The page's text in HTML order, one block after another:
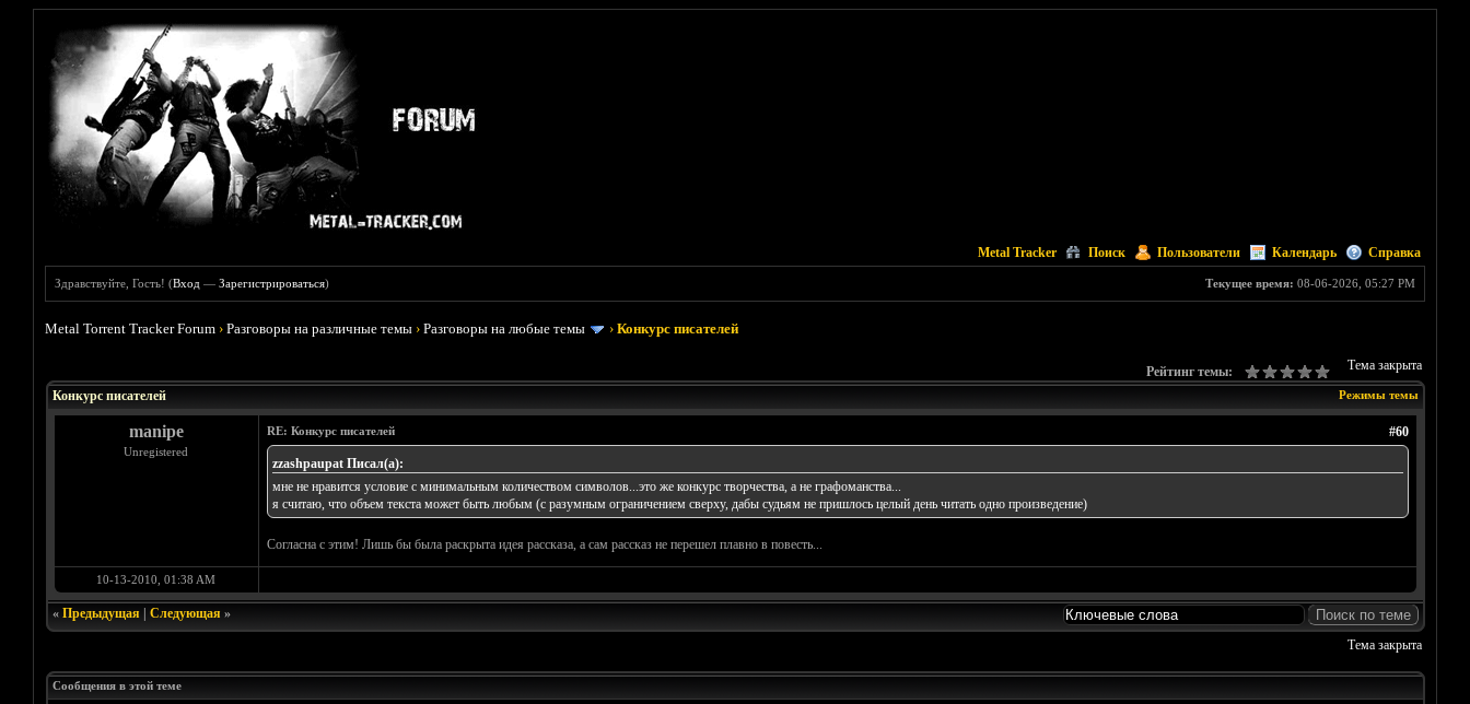
Metal Tracker Поиск Пользователи Календарь Справка
Текущее время: 08-06-2026, 05:27 PM
Здравствуйте, Гость! (Вход —Зарегистрироваться)
Metal Torrent Tracker Forum ›Разговоры на различные темы ›Разговоры на любые темы ›Конкурс писателей
Тема закрыта
Рейтинг темы:
Режимы темы
Конкурс писателей
manipe
Unregistered
#60
RE: Конкурс писателей
zzashpaupat Писал(а):
мне не нравится условие с минимальным количеством символов...это же конкурс творчества, а не графоманства...
я считаю, что объем текста может быть любым (с разумным ограничением сверху, дабы судьям не пришлось целый день читать одно произведение)
Согласна с этим! Лишь бы была раскрыта идея рассказа, а сам рассказ не перешел плавно в повесть...
10-13-2010, 01:38 AM
« Предыдущая| Следующая»
Тема закрыта
Сообщения в этой теме